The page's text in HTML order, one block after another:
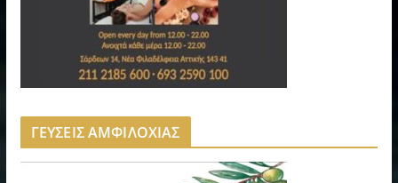
ΓΕΥΣΕΙΣ ΑΜΦΙΛΟΧΙΑΣ